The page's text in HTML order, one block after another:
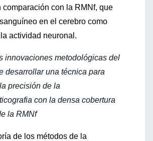
comparación con la RMNf, que
en el cerebro como
actividad neuronal.
innovaciones metodológicas del
desarrollar una técnica para
precisión de la
con la densa cobertura
la RMNf
de los métodos de la